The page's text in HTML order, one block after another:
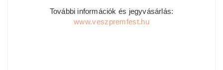
További információk és jegyvásárlás:
www.veszpremfest.hu